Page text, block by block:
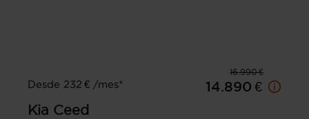
16.990 €
Desde 232 € /mes*
14.890 €
Kia Ceed